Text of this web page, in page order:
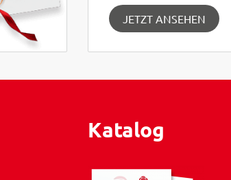
JETZT ANSEHEN
Katalog